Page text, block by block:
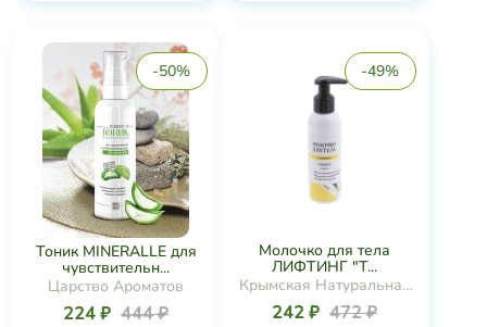
-50%
Тоник MINERALLE для
чувствительн...
Царство Ароматов
224 ₽ 444 ₽
-49%
Молочко для тела
ЛИФТИНГ "T...
Крымская Натуральная
Коллекция
242 ₽ 472 ₽